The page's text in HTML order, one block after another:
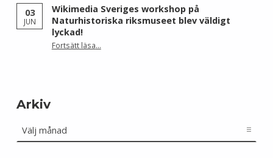
03
JUN
Wikimedia Sveriges workshop på
Naturhistoriska riksmuseet blev väldigt
lyckad!
Fortsätt läsa“Wikimedia Sveriges workshop på Naturhistoriska riksmuseet blev väldigt lyckad!”
…
Arkiv